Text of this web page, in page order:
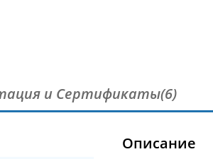
и Сертификаты(6)
Описание